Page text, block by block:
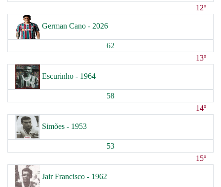
12º
German Cano - 2026
62
13º
Escurinho - 1964
58
14º
Simões - 1953
53
15º
Jair Francisco - 1962